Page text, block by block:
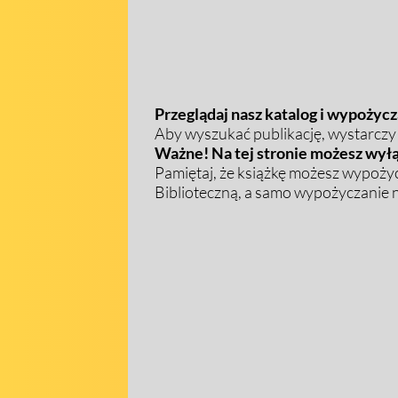
Przeglądaj nasz katalog i
Aby wyszukać publikację,
Ważne! Na tej stronie możesz
Pamiętaj, że książkę możesz
Biblioteczną, a samo wypożyczanie